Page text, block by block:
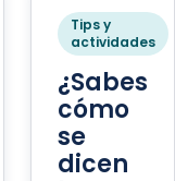
Tips y
actividades
¿Sabes
cómo
se
dicen